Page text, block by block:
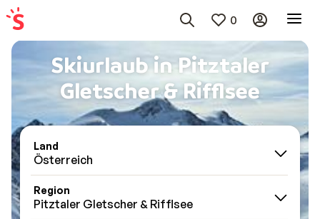
0
Skiurlaub in Pitztaler
Gletscher & Rifflsee
Land
Österreich
Region
Pitztaler Gletscher & Rifflsee